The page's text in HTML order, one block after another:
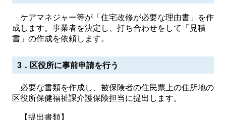
ケアマネジャー等が「住宅改修が必要な理由書」を作
成します。事業者を決定し、打ち合わせをして「見積
書」の作成を依頼します。
3．区役所に事前申請を行う
必要な書類を作成し、被保険者の住民票上の住所地の
区役所保健福祉課介護保険担当に提出します。
【提出書類】